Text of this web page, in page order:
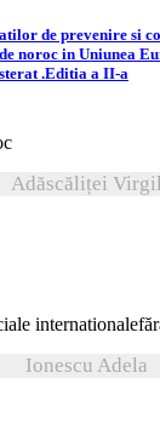
de prevenire si
noroc in Uniunea
.Editia a II-a
Adăscăliței Virgil
Ionescu Adela